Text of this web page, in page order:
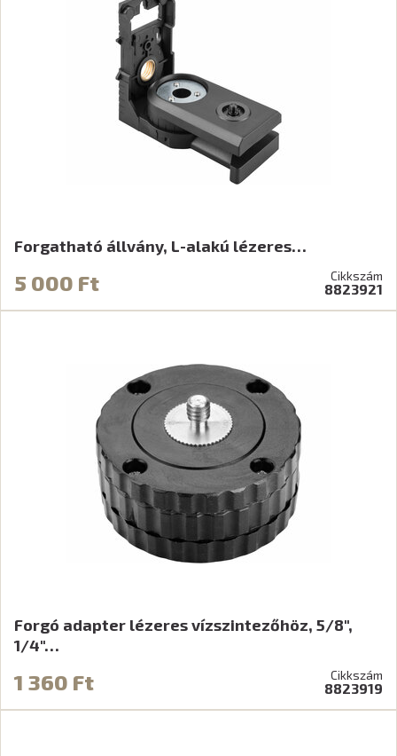
Forgatható állvány, L-alakú lézeres…
5 000 Ft Cikkszám
8823921
Forgó adapter lézeres vízszintezőhöz, 5/8",
1/4"…
1 360 Ft Cikkszám
8823919